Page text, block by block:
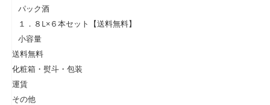
パック酒
１．８L×６本セット【送料無料】
小容量
送料無料
化粧箱・熨斗・包装
運賃
その他